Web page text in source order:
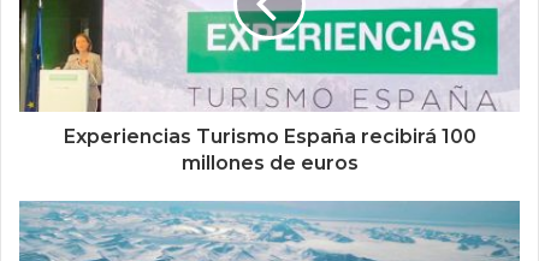
Experiencias Turismo España recibirá 100
millones de euros